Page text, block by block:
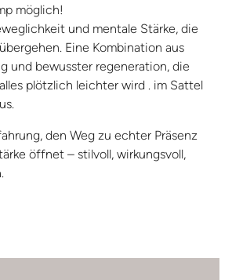
möglich!
und mentale Stärke, die
Eine Kombination aus
und bewusster regeneration, die
plötzlich leichter wird . im Sattel
den Weg zu echter Präsenz
öffnet – stilvoll, wirkungsvoll,